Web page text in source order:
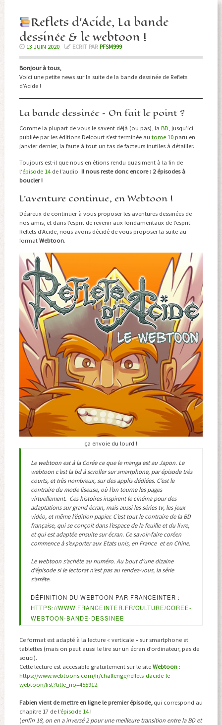
Reflets d’Acide, La bande
dessinée & le webtoon !
13 JUIN 2020- ECRIT PAR PFSM999
Bonjour à tous,
Voici une petite news sur la suite de la bande dessinée de Reflets
d’Acide !
La bande dessinée – On fait le point ?
Comme la plupart de vous le savent déjà (ou pas), la BD, jusqu’ici
publiée par les éditions Delcourt s’est terminée au tome 10paru en
janvier dernier, la faute à tout un tas de facteurs inutiles à détailler.
Toujours est-il que nous en étions rendu quasiment à la fin de
l‘épisode 14 de l’audio. Il nous reste donc encore : 2 épisodes à
boucler !
L’aventure continue, en Webtoon !
Désireux de continuer à vous proposer les aventures dessinées de
nos amis, et dans l’esprit de revenir aux fondamentaux de l’esprit
Reflets d’Acide, nous avons décidé de vous proposer la suite au
format Webtoon.
ça envoie du lourd !
Le webtoon est à la Corée ce que le manga est au Japon. Le
webtoon c’est la bd à scroller sur smartphone, par épisode très
courts, et très nombreux, sur des applis dédiées. C’est le
contraire du mode liseuse, où l’on tourne les pages
virtuellement. Ces histoires inspirent le cinéma pour des
adaptations sur grand écran, mais aussi les séries tv, les jeux
vidéo, et même l’édition papier. C’est tout le contraire de la BD
française, qui se conçoit dans l’espace de la feuille et du livre,
et qui est adaptée ensuite sur écran. Ce savoir-faire coréen
commence à s’exporter aux Etats unis, en France et en Chine.
Le webtoon s’achète au numéro. Au bout d’une dizaine
d’épisode si le lectorat n’est pas au rendez-vous, la série
s’arrête.
DÉFINITION DU WEBTOON PAR FRANCEINTER :
HTTPS://WWW.FRANCEINTER.FR/CULTURE/COREE-
WEBTOON-BANDE-DESSINEE
Ce format est adapté à la lecture « verticale » sur smartphone et
tablettes (mais on peut aussi le lire sur un écran d’ordinateur, pas de
souci).
Cette lecture est accessible gratuitement sur le site Webtoon :
https://www.webtoons.com/fr/challenge/reflets-dacide-le-
webtoon/list?title_no=455912
Fabien vient de mettre en ligne le premier épisode,qui correspond au
chapitre 17 de l’épisode 14!
(enfin 18, on en a inversé 2 pour une meilleure transition entre la BD et